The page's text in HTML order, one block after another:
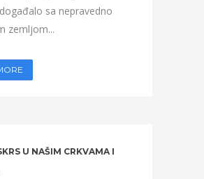
sa nepravedno
zemljom...
U NAŠIM CRKVAMA I